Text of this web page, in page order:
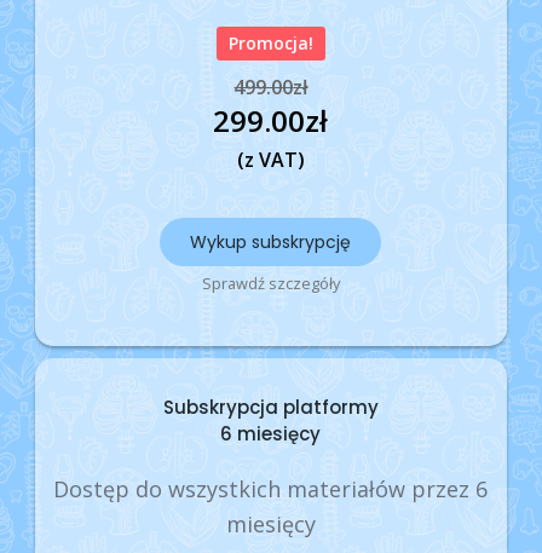
Promocja!
499.00zł
299.00zł
(z VAT)
Wykup subskrypcję
Sprawdź szczegóły
Subskrypcja platformy
6 miesięcy
Dostęp do wszystkich materiałów przez 6
miesięcy